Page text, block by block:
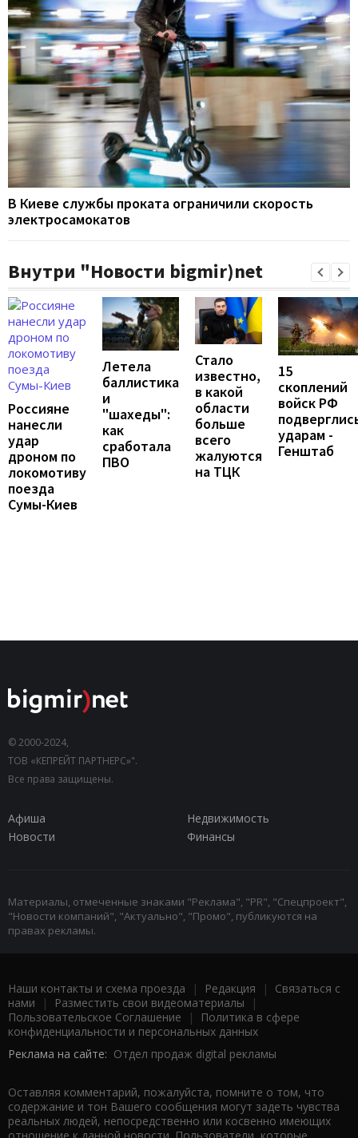
В Киеве службы проката ограничили скорость
электросамокатов
Внутри "Новости bigmir)net
Россияне
нанесли
удар
дроном по
локомотиву
поезда
Сумы-Киев
Летела
баллистика
и
"шахеды":
как
сработала
ПВО
Стало
известно,
в какой
области
больше
всего
жалуются
на ТЦК
15
скоплений
войск РФ
ударам -
Генштаб
© 2000-2024,
ТОВ «КЕПРЕЙТ ПАРТНЕРС»".
Все права защищены.
Афиша
Недвижимость
Новости
Финансы
Материалы, отмеченные знаками "Реклама", "PR", "Спецпроект",
"Новости компаний", "Актуально", "Промо", публикуются на
правах рекламы.
Наши контакты и схема проезда | Редакция | Связаться с
нами | Разместить свои видеоматериалы |
Пользовательское Соглашение |
Политика в сфере
конфиденциальности и персональных данных
Реклама на сайте: Отдел продаж digital рекламы
Оставляя комментарий, пожалуйста, помните о том, что
содержание и тон Вашего сообщения могут задеть чувства
реальных людей, непосредственно или косвенно имеющих